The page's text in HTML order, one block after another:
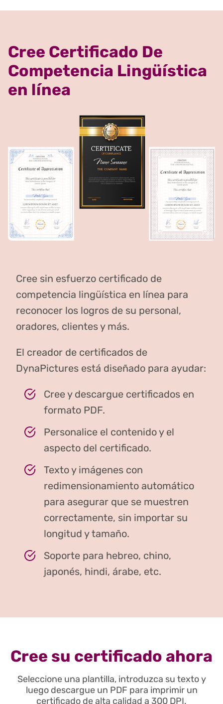
Cree Certificado De
Competencia Lingüística
en línea
Cree sin esfuerzo certificado de
competencia lingüística en línea para
reconocer los logros de su personal,
oradores, clientes y más.
El creador de certificados de
DynaPictures está diseñado para ayudar:
Cree y descargue certificados en
formato PDF.
Personalice el contenido y el
aspecto del certificado.
Texto y imágenes con
redimensionamiento automático
para asegurar que se muestren
correctamente, sin importar su
longitud y tamaño.
Soporte para hebreo, chino,
japonés, hindi, árabe, etc.
Cree su certificado ahora
Seleccione una plantilla, introduzca su texto y
luego descargue un PDF para imprimir un
certificado de alta calidad a 300 DPI.